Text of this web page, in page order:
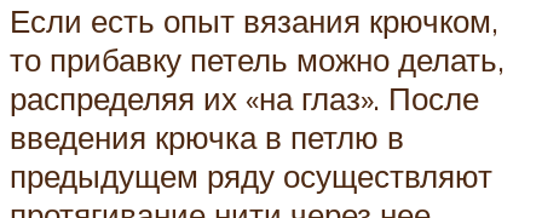
Если есть опыт вязания крючком,
то прибавку петель можно делать,
распределяя их «на глаз». После
введения крючка в петлю в
предыдущем ряду осуществляют